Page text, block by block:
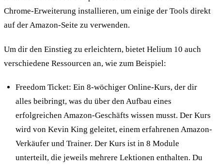
Chrome-Erweiterung installieren, um einige der Tools direkt
auf der Amazon-Seite zu verwenden.
Um dir den Einstieg zu erleichtern, bietet Helium 10 auch
verschiedene Ressourcen an, wie zum Beispiel:
Freedom Ticket: Ein 8-wöchiger Online-Kurs, der dir
alles beibringt, was du über den Aufbau eines
erfolgreichen Amazon-Geschäfts wissen musst. Der Kurs
wird von Kevin King geleitet, einem erfahrenen Amazon-
Verkäufer und Trainer. Der Kurs ist in 8 Module
unterteilt, die jeweils mehrere Lektionen enthalten. Du